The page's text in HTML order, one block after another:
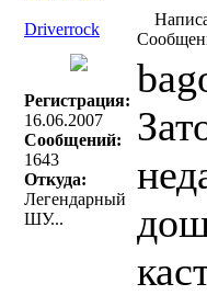
Driverrock
Регистрация:
16.06.2007
Сообщений:
1643
Откуда:
Легендарный
ШУ...